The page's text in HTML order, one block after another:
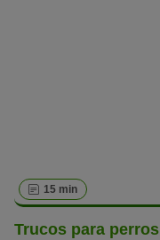
15 min
Trucos para perros